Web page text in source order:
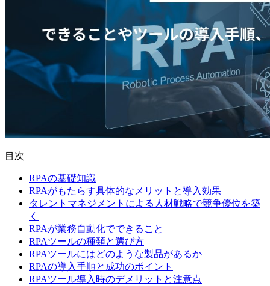
目次
RPAの基礎知識
RPAがもたらす具体的なメリットと導入効果
タレントマネジメントによる人材戦略で競争優位を築
く
RPAが業務自動化でできること
RPAツールの種類と選び方
RPAツールにはどのような製品があるか
RPAの導入手順と成功のポイント
RPAツール導入時のデメリットと注意点